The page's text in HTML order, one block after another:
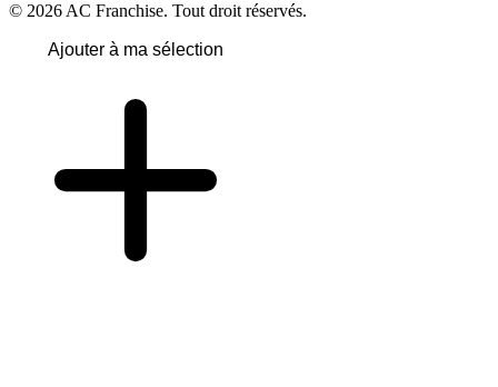
© 2026 AC Franchise. Tout droit réservés.
Ajouter à ma sélection